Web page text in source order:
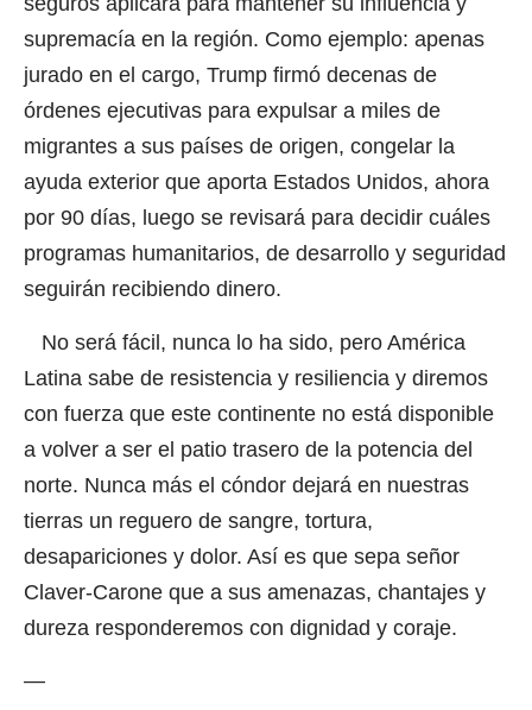
supremacía en la región. Como ejemplo: apenas
jurado en el cargo, Trump firmó decenas de
órdenes ejecutivas para expulsar a miles de
migrantes a sus países de origen, congelar la
ayuda exterior que aporta Estados Unidos, ahora
por 90 días, luego se revisará para decidir cuáles
programas humanitarios, de desarrollo y seguridad
seguirán recibiendo dinero.
No será fácil, nunca lo ha sido, pero América
Latina sabe de resistencia y resiliencia y diremos
con fuerza que este continente no está disponible
a volver a ser el patio trasero de la potencia del
norte. Nunca más el cóndor dejará en nuestras
tierras un reguero de sangre, tortura,
desapariciones y dolor. Así es que sepa señor
Claver-Carone que a sus amenazas, chantajes y
dureza responderemos con dignidad y coraje.
—